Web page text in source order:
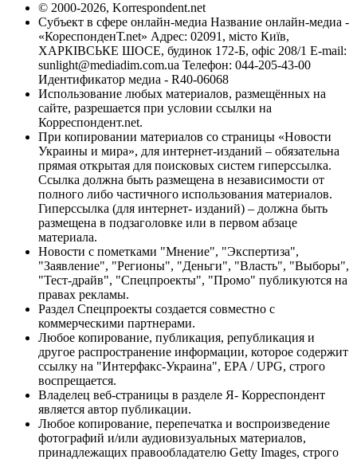
© 2000-2026, Korrespondent.net
Субъект в сфере онлайн-медиа Название онлайн-медиа -
«КореспонденТ.net» Адрес: 02091, місто Київ,
ХАРКІВСЬКЕ ШОСЕ, будинок 172-Б, офіс 208/1 E-mail:
sunlight@mediadim.com.ua Телефон: 044-205-43-00
Идентификатор медиа - R40-06068
Использование любых материалов, размещённых на
сайте, разрешается при условии ссылки на
Корреспондент.net.
При копировании материалов со страницы «Новости
Украины и мира», для интернет-изданий – обязательна
прямая открытая для поисковых систем гиперссылка.
Ссылка должна быть размещена в независимости от
полного либо частичного использования материалов.
Гиперссылка (для интернет- изданий) – должна быть
размещена в подзаголовке или в первом абзаце
материала.
Новости с пометками "Мнение", "Экспертиза",
"Заявление", "Регионы", "Деньги", "Власть", "Выборы",
"Тест-драйв", "Спецпроекты", "Промо" публикуются на
правах рекламы.
Раздел Спецпроекты создается совместно с
коммерческими партнерами.
Любое копирование, публикация, републикация и
другое распространение информации, которое содержит
ссылку на "Интерфакс-Украина", EPA / UPG, строго
воспрещается.
Владелец веб-страницы в разделе Я- Корреспондент
является автор публикации.
Любое копирование, перепечатка и воспроизведение
фотографий и/или аудиовизуальных материалов,
принадлежащих правообладателю Getty Images, строго